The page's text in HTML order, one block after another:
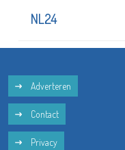
NL24
Adverteren
Contact
Privacy